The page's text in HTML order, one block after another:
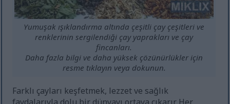
Yumuşak ışıklandırma altında çeşitli çay çeşitleri ve
renklerinin sergilendiği çay yaprakları ve çay
fincanları.
Daha fazla bilgi ve daha yüksek çözünürlükler için
resme tıklayın veya dokunun.
Farklı çayları keşfetmek, lezzet ve sağlık